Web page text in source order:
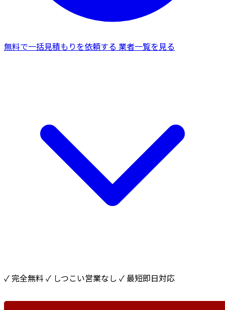
無料で一括見積もりを依頼する 業者一覧を見る
✓ 完全無料 ✓ しつこい営業なし ✓ 最短即日対応